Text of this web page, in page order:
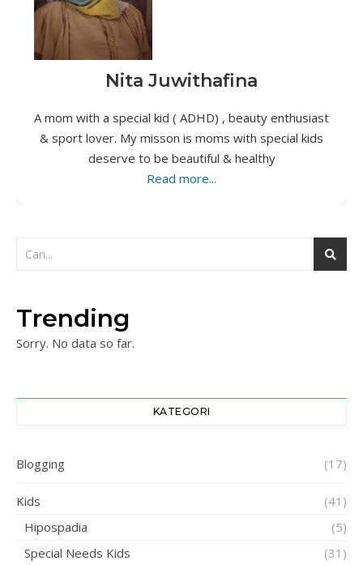
Nita Juwithafina
A mom with a special kid ( ADHD) , beauty enthusiast
& sport lover. My misson is moms with special kids
deserve to be beautiful & healthy
Read more...
Trending
Sorry. No data so far.
KATEGORI
Blogging (17)
Kids
(41)
Hipospadia
(5)
Special Needs Kids
(31)